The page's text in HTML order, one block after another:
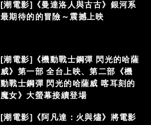
[潮電影]《曼達洛人與古古》銀河系
最期待的的冒險～震撼上映
[潮電影]《機動戰士鋼彈 閃光的哈薩
威》第一部 全台上映、第二部《機
動戰士鋼彈 閃光的哈薩威 喀耳刻的
魔女》大螢幕接續登場
[潮電影]《阿凡達：火與燼》將電影